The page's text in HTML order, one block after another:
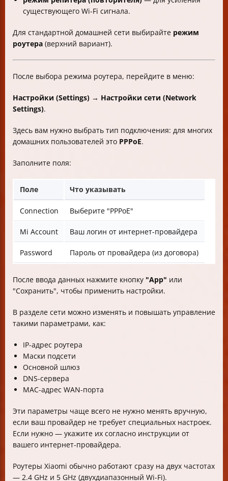
существующего Wi-Fi сигнала.
Для стандартной домашней сети выбирайте режим
роутера (верхний вариант).
После выбора режима роутера, перейдите в меню:
Настройки (Settings) → Настройки сети (Network
Settings).
Здесь вам нужно выбрать тип подключения: для многих
домашних пользователей это PPPoE.
Заполните поля:
Поле Что указывать
Connection Выберите "PPPoE"
Mi Account Ваш логин от интернет-провайдера
Password Пароль от провайдера (из договора)
После ввода данных нажмите кнопку "App" или
"Сохранить", чтобы применить настройки.
В разделе сети можно изменять и повышать управление
такими параметрами, как:
IP-адрес роутера
Маски подсети
Основной шлюз
DNS-сервера
MAC-адрес WAN-порта
Эти параметры чаще всего не нужно менять вручную,
если ваш провайдер не требует специальных настроек.
Если нужно — укажите их согласно инструкции от
вашего интернет-провайдера.
Роутеры Xiaomi обычно работают сразу на двух частотах
— 2.4 GHz и 5 GHz (двухдиапазонный Wi-Fi).